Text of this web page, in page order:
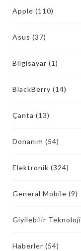
Apple (110)
Asus (37)
Bilgisayar (1)
BlackBerry (14)
Çanta (13)
Donanım (54)
Elektronik (324)
General Mobile (9)
Giyilebilir Teknoloji
Haberler (54)